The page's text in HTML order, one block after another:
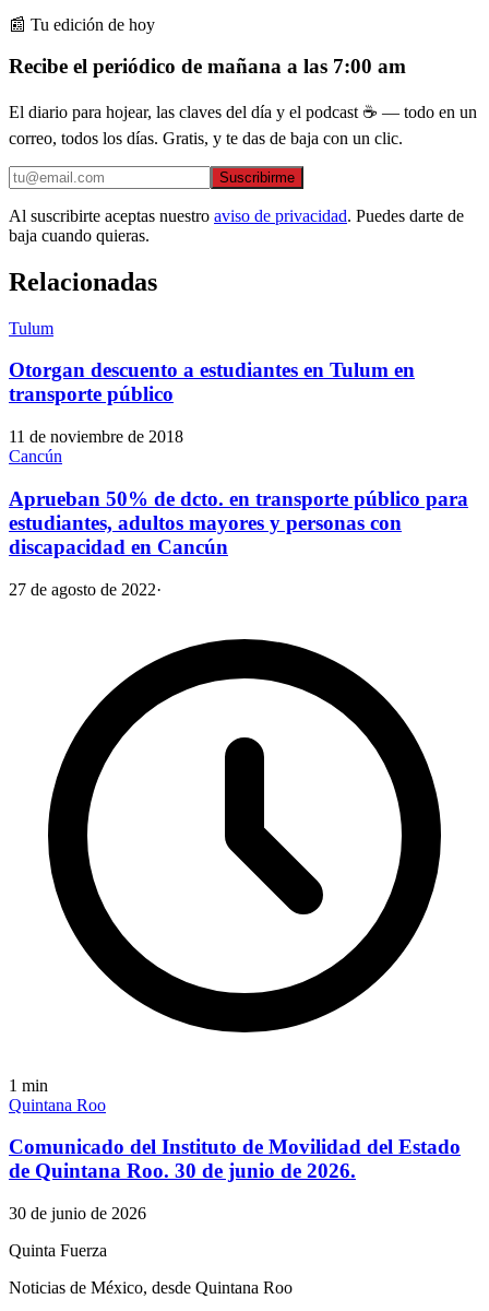
📰 Tu edición de hoy
Recibe el periódico de mañana a las 7:00 am
El diario para hojear, las claves del día y el podcast ☕ — todo en un
correo, todos los días. Gratis, y te das de baja con un clic.
Suscribirme
Al suscribirte aceptas nuestro aviso de privacidad. Puedes darte de
baja cuando quieras.
Relacionadas
Tulum
Otorgan descuento a estudiantes en Tulum en
transporte público
11 de noviembre de 2018
Cancún
Aprueban 50% de dcto. en transporte público para
estudiantes, adultos mayores y personas con
discapacidad en Cancún
27 de agosto de 2022·
1 min
Quintana Roo
Comunicado del Instituto de Movilidad del Estado
de Quintana Roo. 30 de junio de 2026.
30 de junio de 2026
Quinta Fuerza
Noticias de México, desde Quintana Roo